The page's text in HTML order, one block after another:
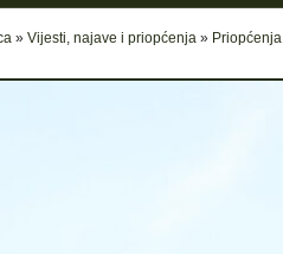
» Vijesti, najave i priopćenja » Priopćenja